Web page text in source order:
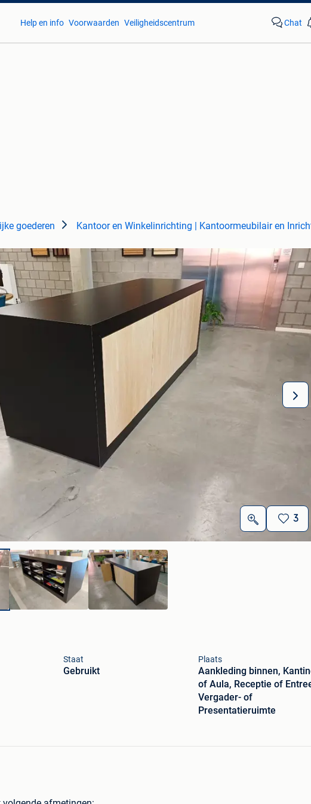
Help en info Voorwaarden Veiligheidscentrum Chat
goederen Kantoor en Winkelinrichting | Kantoormeubilair en
3
Staat
Gebruikt
Plaats
Aankleding binnen,
of Aula, Receptie of
Vergader- of
Presentatieruimte